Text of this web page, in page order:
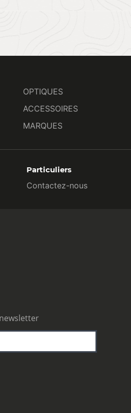
OPTIQUES
ACCESSOIRES
MARQUES
Particuliers
Contactez-nous